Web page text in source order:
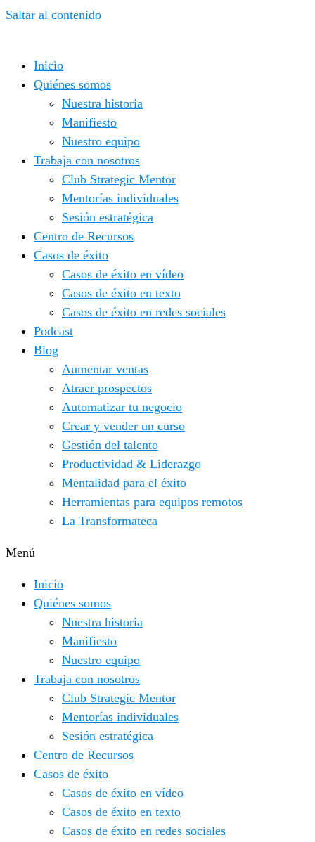
Saltar al contenido
Inicio
Quiénes somos
Nuestra historia
Manifiesto
Nuestro equipo
Trabaja con nosotros
Club Strategic Mentor
Mentorías individuales
Sesión estratégica
Centro de Recursos
Casos de éxito
Casos de éxito en vídeo
Casos de éxito en texto
Casos de éxito en redes sociales
Podcast
Blog
Aumentar ventas
Atraer prospectos
Automatizar tu negocio
Crear y vender un curso
Gestión del talento
Productividad & Liderazgo
Mentalidad para el éxito
Herramientas para equipos remotos
La Transformateca
Menú
Inicio
Quiénes somos
Nuestra historia
Manifiesto
Nuestro equipo
Trabaja con nosotros
Club Strategic Mentor
Mentorías individuales
Sesión estratégica
Centro de Recursos
Casos de éxito
Casos de éxito en vídeo
Casos de éxito en texto
Casos de éxito en redes sociales